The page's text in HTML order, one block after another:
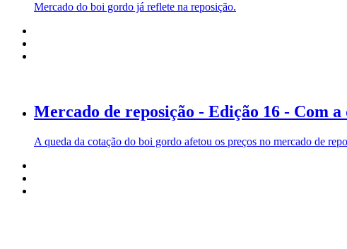
Mercado do boi gordo já reflete na reposição.
Mercado de reposição - Edição 16 - Com
A queda da cotação do boi gordo afetou os preços no mercado de